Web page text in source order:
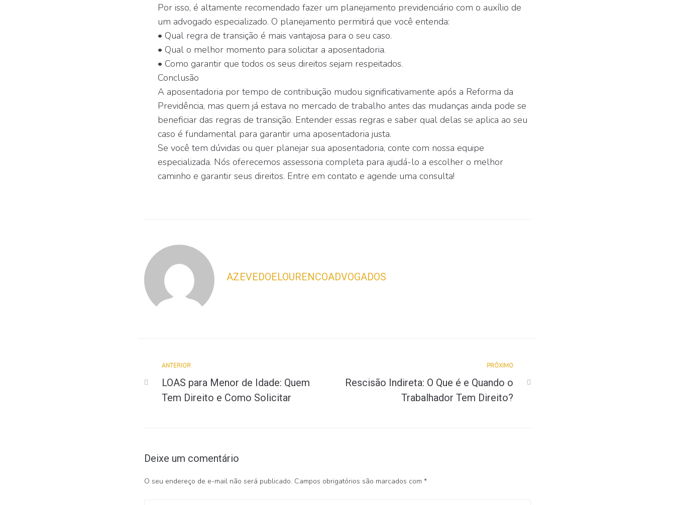
Por isso, é altamente recomendado fazer um planejamento previdenciário com o auxílio de
um advogado especializado. O planejamento permitirá que você entenda:
• Qual regra de transição é mais vantajosa para o seu caso.
• Qual o melhor momento para solicitar a aposentadoria.
• Como garantir que todos os seus direitos sejam respeitados.
Conclusão
A aposentadoria por tempo de contribuição mudou significativamente após a Reforma da
Previdência, mas quem já estava no mercado de trabalho antes das mudanças ainda pode se
beneficiar das regras de transição. Entender essas regras e saber qual delas se aplica ao seu
caso é fundamental para garantir uma aposentadoria justa.
Se você tem dúvidas ou quer planejar sua aposentadoria, conte com nossa equipe
especializada. Nós oferecemos assessoria completa para ajudá-lo a escolher o melhor
caminho e garantir seus direitos. Entre em contato e agende uma consulta!
AZEVEDOELOURENCOADVOGADOS
ANTERIOR
LOAS para Menor de Idade: Quem
Tem Direito e Como Solicitar
PRÓXIMO
Rescisão Indireta: O Que é e Quando o
Trabalhador Tem Direito?
Deixe um comentário
O seu endereço de e-mail não será publicado. Campos obrigatórios são marcados com *